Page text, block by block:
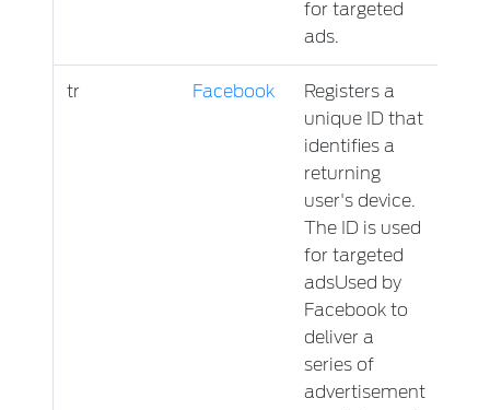
for targeted
ads.
tr Facebook
Registers a
unique ID that
identifies a
returning
user's device.
The ID is used
for targeted
adsUsed by
Facebook to
deliver a
series of
advertisement